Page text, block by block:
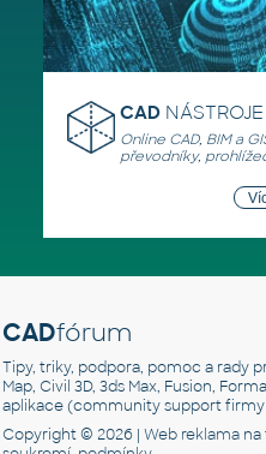
CAD NÁSTROJE
Online CAD, BIM a
převodníky,
CADfórum
Tipy, triky, podpora, pomoc a rady
Map, Civil 3D, 3ds Max, Fusion,
aplikace (community support firmy
Copyright © 2026 | Web reklamana